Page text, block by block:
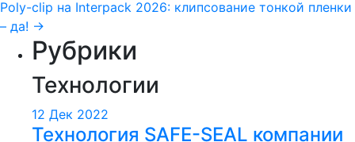
записям
Poly-clip на Interpack 2026: клипсование тонкой пленки
– да! →
Рубрики
Технологии
12 Дек 2022
Технология SAFE-SEAL компании